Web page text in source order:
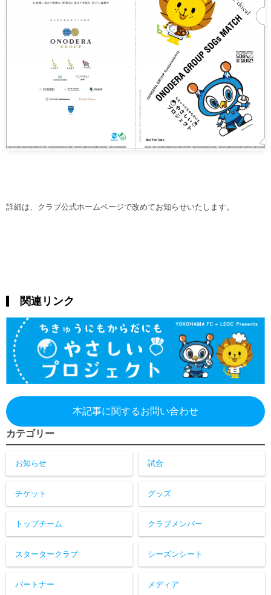
詳細は、クラブ公式ホームページで改めてお知らせいたします。
関連リンク
本記事に関するお問い合わせ
カテゴリー
お知らせ 試合
チケット グッズ
トップチーム クラブメンバー
スタータークラブ シーズンシート
パートナー メディア